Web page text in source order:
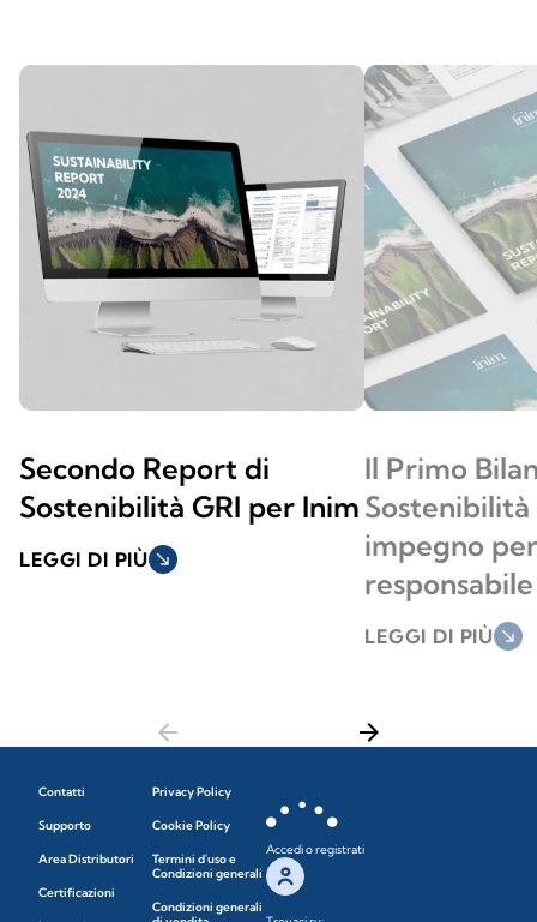
Secondo Report di
Sostenibilità GRI per Inim
LEGGI DI PIÙ south_east
Il Primo
Sostenibilità
impegno
responsabile
LEGGI DI PIÙ south_east
arrow_back arrow_forward
Contatti
Supporto
Area Distributori
Certificazioni
Privacy Policy
Cookie Policy
Termini d'uso e
Condizioni generali
Condizioni generali
Accedi o registrati